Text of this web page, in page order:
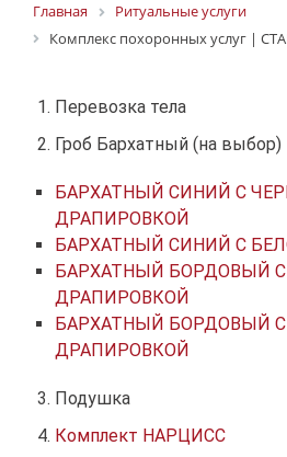
Главная
Ритуальные услуги
Комплекс похоронных услуг |
Перевозка тела
Гроб Бархатный (на выбор)
БАРХАТНЫЙ СИНИЙ С
ДРАПИРОВКОЙ
БАРХАТНЫЙ СИНИЙ С
БАРХАТНЫЙ БОРДОВЫЙ
ДРАПИРОВКОЙ
БАРХАТНЫЙ БОРДОВЫЙ
ДРАПИРОВКОЙ
Подушка
Комплект НАРЦИСС